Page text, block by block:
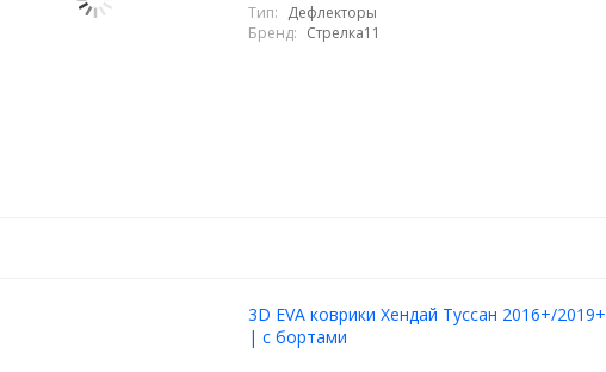
Тип: Дефлекторы
Бренд: Стрелка11
3D EVA коврики Хендай Туссан 2016+/2019+
| с бортами